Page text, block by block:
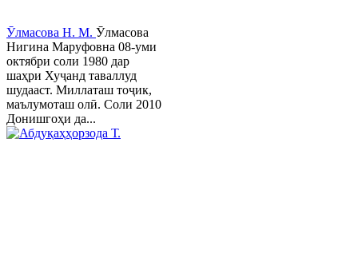
Ӯлмасова Н. М. Ӯлмасова
Нигина Маруфовна 08-уми
октябри соли 1980 дар
шаҳри Хуҷанд таваллуд
шудааст. Миллаташ тоҷик,
маълумоташ олӣ. Соли 2010
Донишгоҳи да...